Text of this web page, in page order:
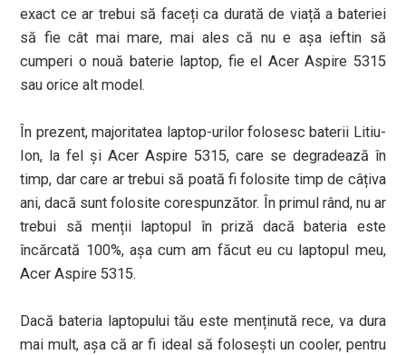
exact ce ar trebui să faceți ca durată de viață a bateriei
să fie cât mai mare, mai ales că nu e așa ieftin să
cumperi o nouă baterie laptop, fie el Acer Aspire 5315
sau orice alt model.
În prezent, majoritatea laptop-urilor folosesc baterii Litiu-
Ion, la fel și Acer Aspire 5315, care se degradează în
timp, dar care ar trebui să poată fi folosite timp de câțiva
ani, dacă sunt folosite corespunzător. În primul rând, nu ar
trebui să menții laptopul în priză dacă bateria este
încărcată 100%, așa cum am făcut eu cu laptopul meu,
Acer Aspire 5315.
Dacă bateria laptopului tău este menținută rece, va dura
mai mult, așa că ar fi ideal să folosești un cooler, pentru